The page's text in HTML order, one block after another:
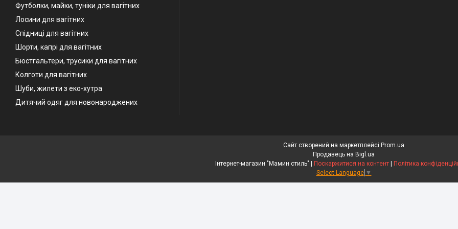
Футболки, майки, туніки для вагітних
Лосини для вагітних
Спідниці для вагітних
Шорти, капрі для вагітних
Бюстгальтери, трусики для вагітних
Колготи для вагітних
Шуби, жилети з еко-хутра
Дитячий одяг для новонароджених
Сайт створений на маркетплейсі Prom.ua
Продавець на Bigl.ua
Інтернет-магазин "Мамин стиль" | Поскаржитися на контент | Політика
Select Language ▼